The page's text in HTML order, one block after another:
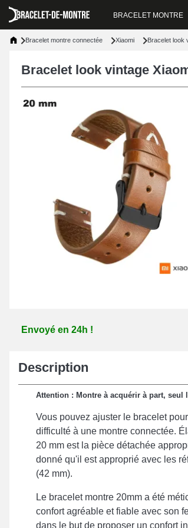
BRACELET MONTRE
Bracelet montre connectée Xiaomi Bracelet look
Bracelet look vintage
Envoyé en 24h !
Description
Attention : Montre à acquérir à part, seul
Vous pouvez ajuster le bracelet
difficulté à une montre connectée.
20 mm est la pièce détachée
donné qu'il est approprié avec les
(42 mm).
Le bracelet montre 20mm a été
confort agréable et fiable avec son
dans le but de proposer un confort